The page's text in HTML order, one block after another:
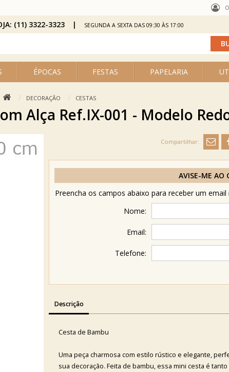
ÉPOCAS FESTAS PAPELARIA
(11) 3322-3323 SEGUNDA A SEXTA DAS 09:30 ÀS 17:00
DECORAÇÃO CESTAS
Alça Ref.IX-001 - Modelo
AVISE-ME AO
Preencha os campos abaixo para receber um
Nome:
Email:
Telefone:
Descrição
Cesta de Bambu
Uma peça charmosa com estilo rústico e elegante,
sua decoração. Feita de bambu, essa mini cesta é